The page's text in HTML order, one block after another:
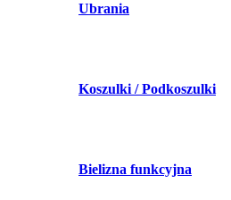
Ubrania
Koszulki / Podkoszulki
Bielizna funkcyjna